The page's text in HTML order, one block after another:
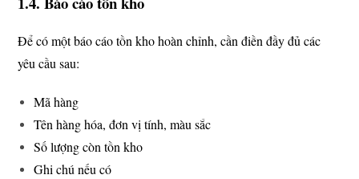
Để có một báo cáo tồn kho hoàn chỉnh, cần điền đầy đủ các
yêu cầu sau:
Mã hàng
Tên hàng hóa, đơn vị tính, màu sắc
Số lượng còn tồn kho
Ghi chú nếu có